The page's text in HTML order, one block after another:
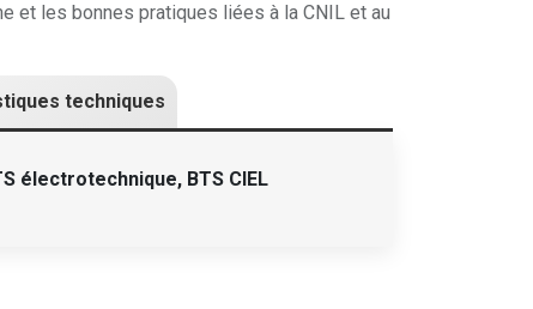
et les bonnes pratiques liées à la CNIL et au
techniques
électrotechnique, BTS CIEL